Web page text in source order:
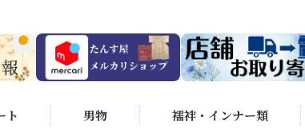
ト 男物 襦袢・インナー類